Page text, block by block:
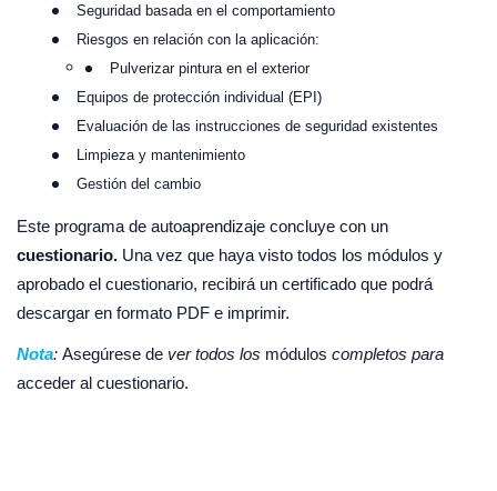
Seguridad basada en el comportamiento
Riesgos en relación con la aplicación:
Pulverizar pintura en el exterior
Equipos de protección individual (EPI)
Evaluación de las instrucciones de seguridad existentes
Limpieza y mantenimiento
Gestión del cambio
Este programa de autoaprendizaje concluye con un
cuestionario. Una vez que haya visto todos los módulos y
aprobado el cuestionario, recibirá un certificado que podrá
descargar en formato PDF e imprimir.
Nota: Asegúrese de ver todos los módulos completos para
acceder al cuestionario.